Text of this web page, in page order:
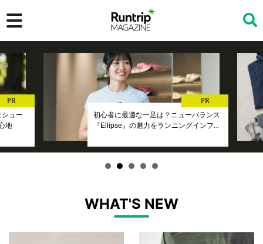
検索
PR
ュー
地
PR
初心者に最適な一足は？ニューバランス
『Ellipse』の魅力をランニングインフ...
WHAT'S NEW